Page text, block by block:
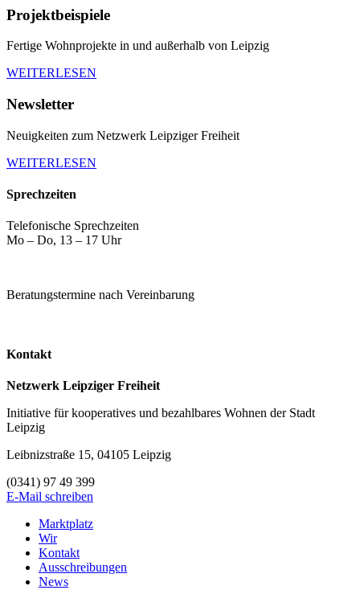
Projektbeispiele
Fertige Wohnprojekte in und außerhalb von Leipzig
WEITERLESEN
Newsletter
Neuigkeiten zum Netzwerk Leipziger Freiheit
WEITERLESEN
Sprechzeiten
Telefonische Sprechzeiten
Mo – Do, 13 – 17 Uhr
Beratungstermine nach Vereinbarung
Kontakt
Netzwerk Leipziger Freiheit
Initiative für kooperatives und bezahlbares Wohnen der Stadt
Leipzig
Leibnizstraße 15, 04105 Leipzig
(0341) 97 49 399
E-Mail schreiben
Marktplatz
Wir
Kontakt
Ausschreibungen
News